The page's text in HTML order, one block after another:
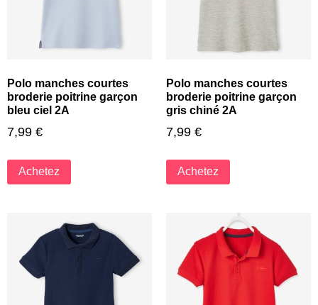
Polo manches courtes
broderie poitrine garçon
bleu ciel 2A
7,99 €
Achetez
Polo manches courtes
broderie poitrine garçon
gris chiné 2A
7,99 €
Achetez